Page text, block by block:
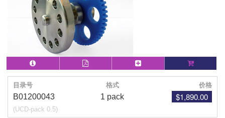
目录号 格式 价格
B01200043
(UCD-pack 0.5)
1 pack $1,890.00